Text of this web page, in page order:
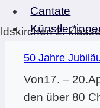
Cantate
50 Jahre
Von17. –
den über 80